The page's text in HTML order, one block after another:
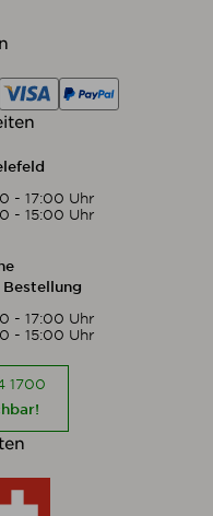
- 17:00 Uhr
- 15:00 Uhr
- 17:00 Uhr
- 15:00 Uhr
1700